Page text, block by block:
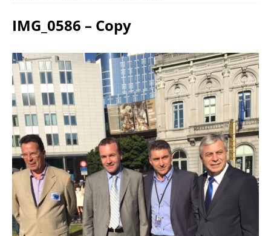
IMG_0586 – Copy